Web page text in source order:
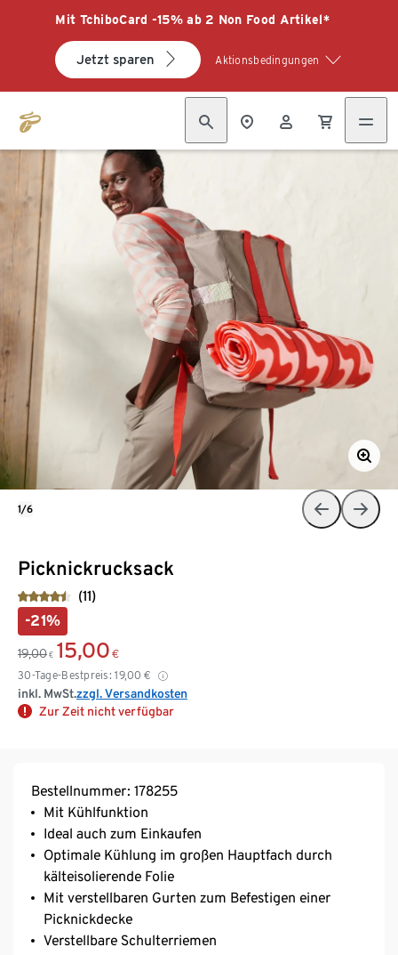
Mit TchiboCard -15% ab 2 Non Food Artikel*
Jetzt sparen Aktionsbedingungen
Picknickrucksack
(11)
-21%
19,00 € 15,00 €
30-Tage-Bestpreis: 19,00 €
inkl. MwSt.zzgl. Versandkosten
Zur Zeit nicht verfügbar
1/6
Bestellnummer: 178255
Mit Kühlfunktion
Ideal auch zum Einkaufen
Optimale Kühlung im großen Hauptfach durch
kälteisolierende Folie
Mit verstellbaren Gurten zum Befestigen einer
Picknickdecke
Verstellbare Schulterriemen